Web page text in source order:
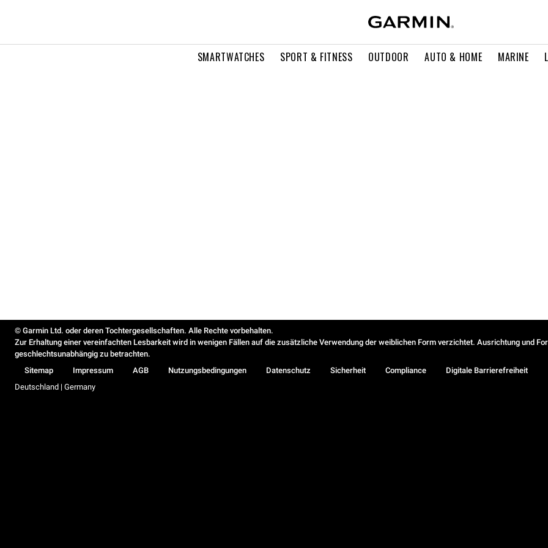
SMARTWATCHES SPORT & FITNESS OUTDOOR AUTO & HOME MARINE
© Garmin Ltd. oder deren Tochtergesellschaften. Alle Rechte vorbehalten.
Zur Erhaltung einer vereinfachten Lesbarkeit wird in wenigen Fällen auf die zusätzliche Verwendung der weiblichen Form verzichtet. Ausrichtung und
geschlechtsunabhängig zu betrachten.
Sitemap
Impressum AGB Nutzungsbedingungen Datenschutz Sicherheit Compliance
Digitale Barrierefreiheit
Deutschland | Germany